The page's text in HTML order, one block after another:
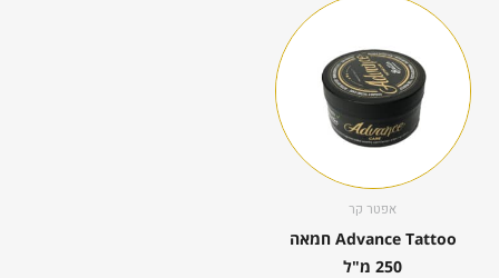
אפטר קר
Advance Tattoo חמאה
250 מ"ל